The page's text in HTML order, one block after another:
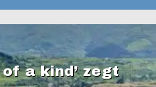
of a kind’ zegt